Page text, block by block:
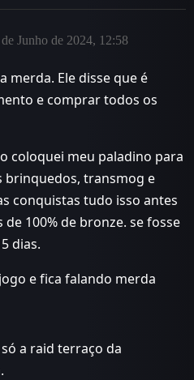
de Junho de 2024, 12:58
merda. Ele disse que é
e comprar todos os
coloquei meu paladino para
brinquedos, transmog e
conquistas tudo isso antes
100% de bronze. se fosse
dias.
e fica falando merda
a raid terraço da